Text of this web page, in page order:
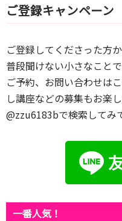
ご登録キャンペーン
ご登録してくださった方
普段聞けない小さなこと
ご予約、お問い合わせは
し講座などの募集もお楽
@zzu6183bで検索してみ
一番人気！